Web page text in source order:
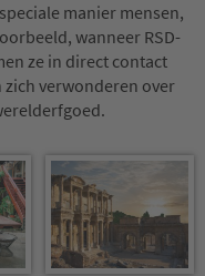
manier mensen,
wanneer RSD-
ze in direct contact
zich verwonderen over